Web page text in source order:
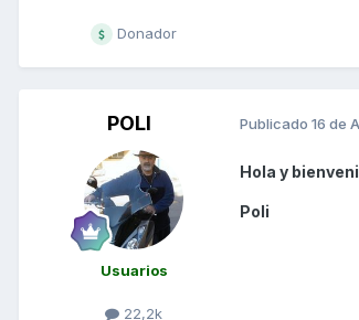
Donador
POLI
Usuarios
22,2k
Publicado 16 de
Hola y
Poli